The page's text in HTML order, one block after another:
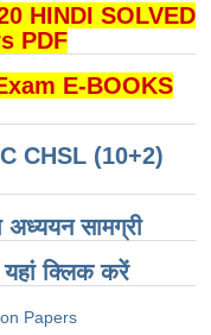
HINDI SOLVED
PDF
E-BOOKS
CHSL (10+2)
​​अध्ययन सामग्री
क्लिक करें
Papers